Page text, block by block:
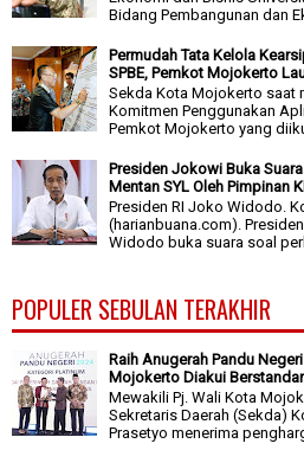
Bidang Pembangunan dan
Permudah Tata Kelola
SPBE, Pemkot Mojokerto
Sekda Kota Mojokerto saat
Komitmen Penggunakan
Pemkot Mojokerto yang
Presiden Jokowi Buka
Mentan SYL Oleh Pimpinan
Presiden RI Joko Widodo.
(harianbuana.com).
Widodo buka suara soal
POPULER SEBULAN TERAKHIR
Raih Anugerah Pandu
Mojokerto Diakui
Mewakili Pj. Wali Kota
Sekretaris Daerah (Sekda)
Prasetyo menerima